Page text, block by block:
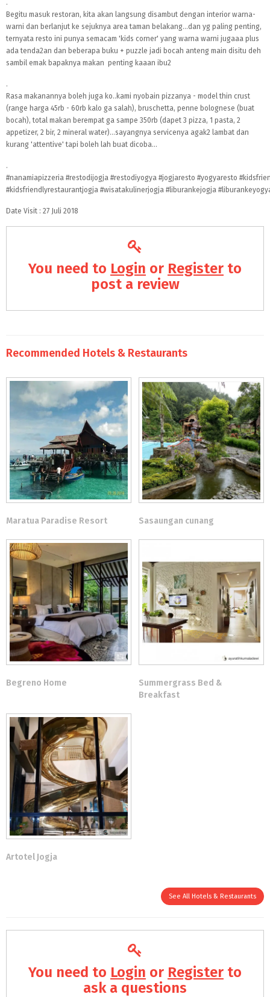
.
Begitu masuk restoran, kita akan langsung disambut dengan interior warna-
warni dan berlanjut ke sejuknya area taman belakang...dan yg paling penting,
ternyata resto ini punya semacam 'kids corner' yang warna warni jugaaa plus
ada tenda2an dan beberapa buku + puzzle jadi bocah anteng main disitu deh
sambil emak bapaknya makan penting kaaan ibu2
.
Rasa makanannya boleh juga ko..kami nyobain pizzanya - model thin crust
(range harga 45rb - 60rb kalo ga salah), bruschetta, penne bolognese (buat
bocah), total makan berempat ga sampe 350rb (dapet 3 pizza, 1 pasta, 2
appetizer, 2 bir, 2 mineral water)...sayangnya servicenya agak2 lambat dan
kurang 'attentive' tapi boleh lah buat dicoba...
.
#nanamiapizzeria #restodijogja #restodiyogya #jogjaresto #yogyaresto
#kidsfriendlyrestaurantjogja #wisatakulinerjogja #liburankejogja
Date Visit : 27 Juli 2018
You need to Login or Register to
post a review
Recommended Hotels & Restaurants
Maratua Paradise Resort Sasaungan cunang
Begreno Home
Summergrass Bed &
Breakfast
Artotel Jogja
See All Hotels & Restaurants
You need to Login or Register to
ask a questions